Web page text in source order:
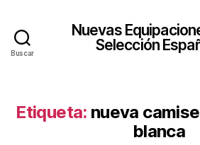
Buscar
Nuevas
Selección
Etiqueta: nueva
blanca